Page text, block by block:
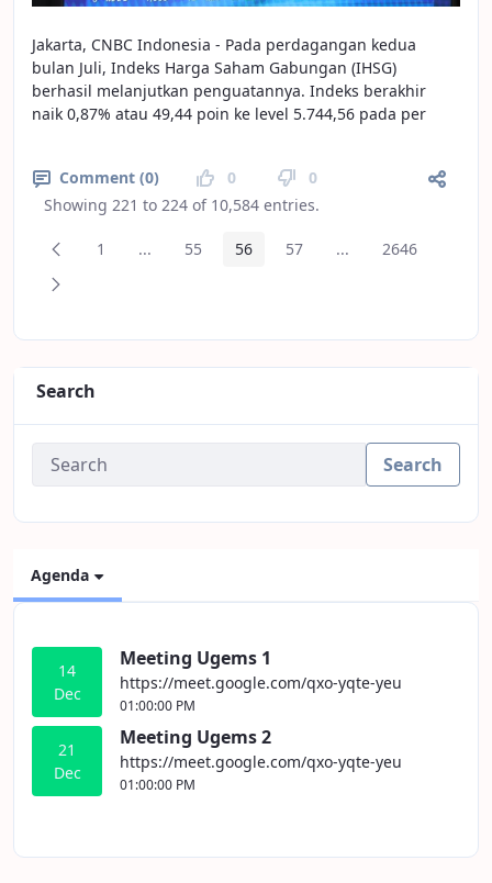
Jakarta, CNBC Indonesia - Pada perdagangan kedua
bulan Juli, Indeks Harga Saham Gabungan (IHSG)
berhasil melanjutkan penguatannya. Indeks berakhir
naik 0,87% atau 49,44 poin ke level 5.744,56 pada per
Comment (0) 0
0
Showing 221 to 224 of 10,584 entries.
Previous Page
Page
1 ...Intermediate Pages
Page
55 Page
56 Page
57 ...Intermediate Pages
Page
2646
Next Page
Search
Search
Agenda
14
Dec
Meeting Ugems 1
https://meet.google.com/qxo-yqte-yeu
01:00:00 PM
21
Dec
Meeting Ugems 2
https://meet.google.com/qxo-yqte-yeu
01:00:00 PM